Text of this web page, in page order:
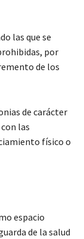
las que se
por
de los
de carácter
las
físico o
espacio
de la salud